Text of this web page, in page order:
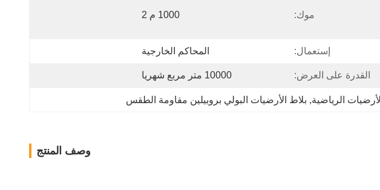
موك: 1000 م 2
إستعمال: المحاكم الخارجية
القدرة على العرض: 10000 متر مربع شهريا
, بلاط الأرضيات البولي بروبيلين مقاومة الطقس
وصف المنتج